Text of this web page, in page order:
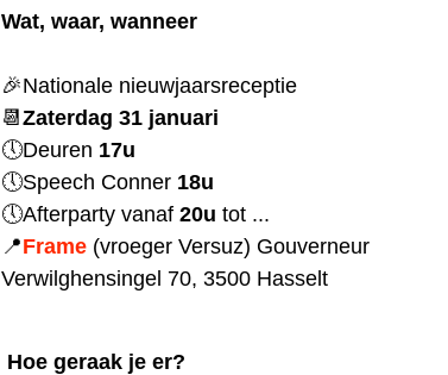
Wat, waar, wanneer
🎉Nationale nieuwjaarsreceptie
📆 Zaterdag 31 januari
🕔Deuren 17u
🕔Speech Conner 18u
🕔Afterparty vanaf 20u tot ...
📍Frame (vroeger Versuz) Gouverneur
Verwilghensingel 70, 3500 Hasselt
Hoe geraak je er?